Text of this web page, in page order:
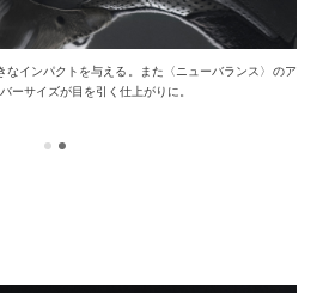
なインパクトを与える。また〈ニューバランス〉のア
ーサイズが目を引く仕上がりに。